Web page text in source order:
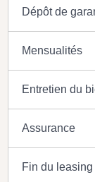
Dépôt de
Mensualités
Entretien du
Assurance
Fin du leasing